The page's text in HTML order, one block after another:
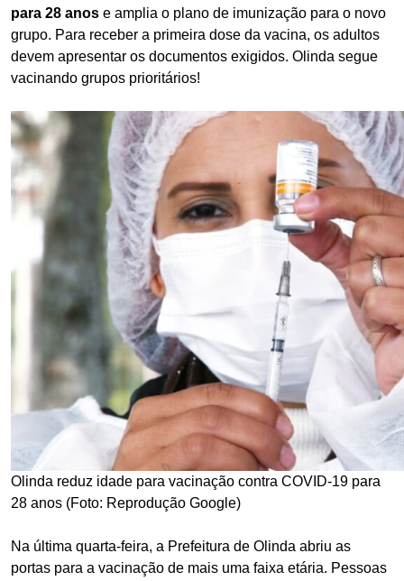
para 28 anos e amplia o plano de imunização para o novo
grupo. Para receber a primeira dose da vacina, os adultos
devem apresentar os documentos exigidos. Olinda segue
vacinando grupos prioritários!
Olinda reduz idade para vacinação contra COVID-19 para
28 anos (Foto: Reprodução Google)
Na última quarta-feira, a Prefeitura de Olinda abriu as
portas para a vacinação de mais uma faixa etária. Pessoas